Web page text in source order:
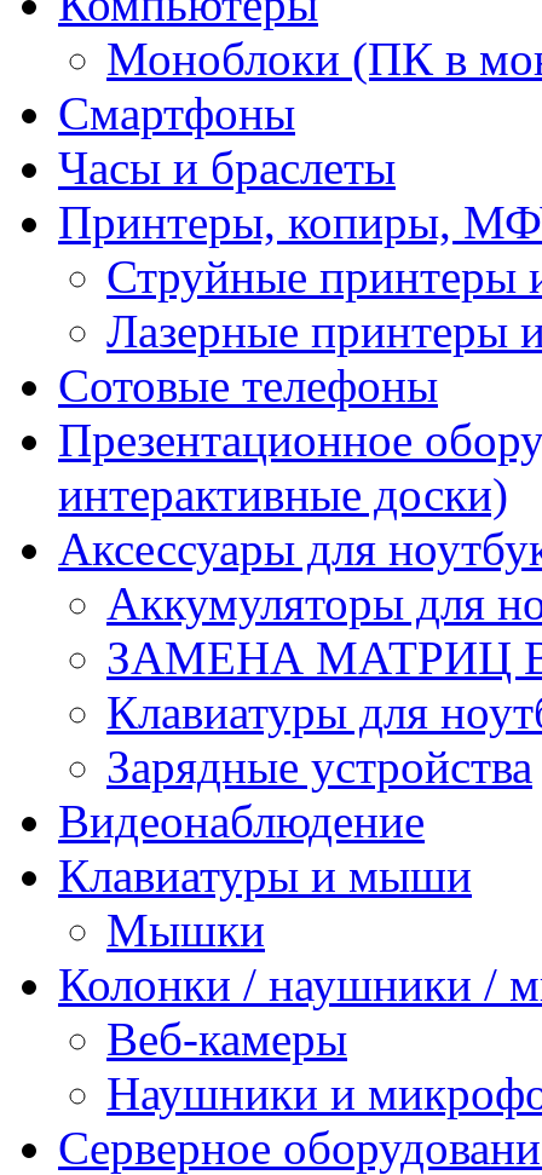
Моноблоки (ПК в
Смартфоны
Часы и браслеты
Принтеры, копиры,
Струйные
Лазерные
Сотовые телефоны
Презентационное
интерактивные доски)
Аксессуары для
Аккумуляторы для
ЗАМЕНА МАТРИЦ
Клавиатуры для
Зарядные устройства
Видеонаблюдение
Клавиатуры и мыши
Мышки
Колонки / наушники /
Веб-камеры
Наушники и
Серверное